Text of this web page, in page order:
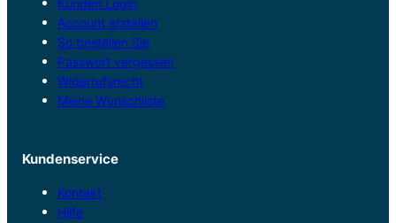
Kunden Login
Account erstellen
So bestellen Sie
Passwort vergessen
Widerrufsrecht
Meine Wunschliste
Kundenservice
Kontakt
Hilfe